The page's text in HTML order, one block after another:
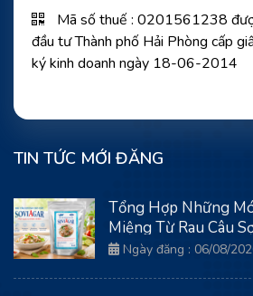
Mã số thuế : 0201561238
đầu tư Thành phố Hải Phòng cấp
ký kinh doanh ngày 18-06-2014
TIN TỨC MỚI ĐĂNG
Tổng Hợp Những
Miệng Từ Rau Câu
SoviAgar
Ngày đăng : 06/08/